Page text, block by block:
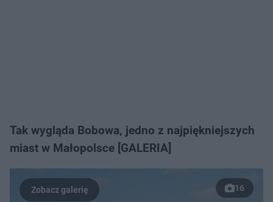
Tak wygląda Bobowa, jedno z najpiękniejszych
miast w Małopolsce [GALERIA]
16